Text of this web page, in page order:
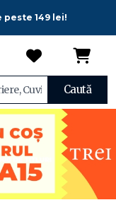
149 lei!
Caută